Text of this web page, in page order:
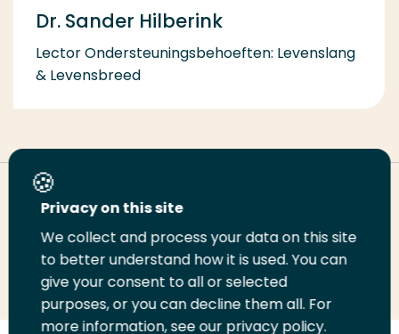
Dr. Sander Hilberink
Lector Ondersteuningsbehoeften: Levenslang
& Levensbreed
Deel deze pagina
Deel
LinkedIn
Deel
op
Twitter
Deel
op
Facebook
Email
deze
pagina
Print
deze
pagina
Privacy on this site
We collect and process your data on this site
to better understand how it is used. You can
give your consent to all or selected
purposes, or you can decline them all. For
more information, see our privacy policy.